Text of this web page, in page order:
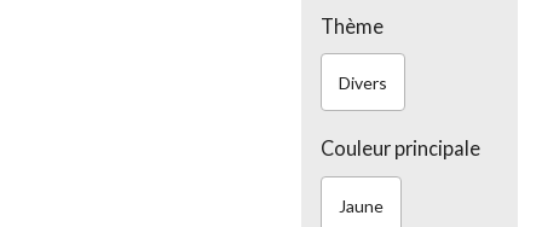
Thème
Divers
Couleur principale
Jaune